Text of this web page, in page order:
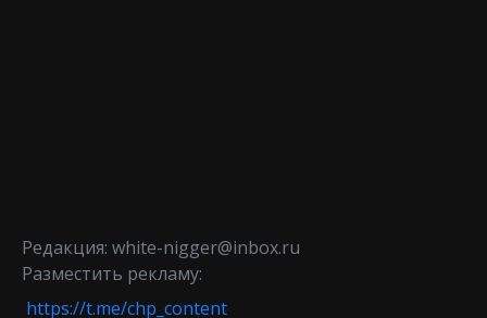
Редакция: white-nigger@inbox.ru
Разместить рекламу:
https://t.me/chp_content